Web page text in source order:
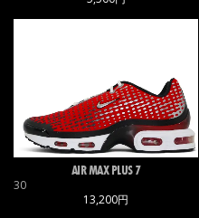
AIR MAX PLUS 7
30
13,200円